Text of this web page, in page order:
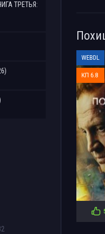
WEBDL
КП 6.8
ТРЕТЬЯ: